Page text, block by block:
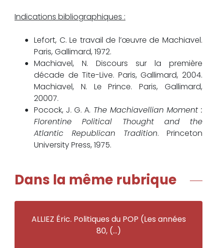
Indications bibliographiques :
Lefort, C. Le travail de l’œuvre de Machiavel.
Paris, Gallimard, 1972.
Machiavel, N. Discours sur la première
décade de Tite-Live. Paris, Gallimard, 2004.
Machiavel, N. Le Prince. Paris, Gallimard,
20007.
Pocock, J. G. A. The Machiavellian Moment :
Florentine Political Thought and the
Atlantic Republican Tradition. Princeton
University Press, 1975.
Dans la même rubrique
ALLIEZ Éric. Politiques du POP (Les années
80, (…)